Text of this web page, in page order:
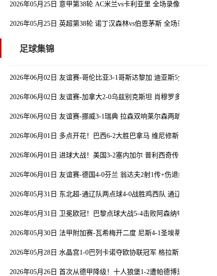
2026年05月25日 意甲第38轮 AC米兰vs卡利亚里 全场录像
2026年05月25日 英超第38轮 诺丁汉森林vs伯恩茅斯 全场录像
足球集锦
2026年06月02日 友谊赛-哥伦比亚3-1哥斯达黎加 迪亚斯5分钟传射 J
2026年06月02日 友谊赛-加拿大2-0乌兹别克斯坦 肖穆罗多夫失单刀
2026年06月02日 友谊赛-挪威3-1瑞典 拉森双响莱尔森两助攻伊萨克替
2026年06月01日 多点开花！巴西6-2大胜巴拿马 维尼修斯卡塞米罗伊
2026年06月01日 进球大战！美国3-2塞内加尔 普利西奇传射马内双响
2026年06月01日 友谊赛-德国4-0芬兰 翁达夫2射1传+伤退维尔茨、穆
2026年05月31日 东北超-通辽队两点球4-0战胜鸡西队 通辽队1胜1平
2026年05月31日 卫冕欧冠！巴黎点球大战5-4击败阿森纳夺冠 加布里
2026年05月30日 法甲附加赛-瓦希梅开二度 尼斯4-1圣埃蒂安成功保级
2026年05月28日 水晶宫1-0巴列卡诺夺欧协联冠军 格拉斯纳带队2年3
2026年05月26日 首次从德甲降级！十人狼堡1-2遭帕德博恩逆转 库尔